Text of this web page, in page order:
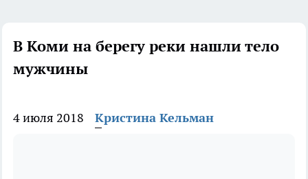
В Коми на берегу реки нашли тело
мужчины
4 июля 2018 Кристина Кельман